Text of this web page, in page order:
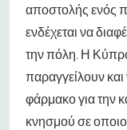
αποστολής ενός
ενδέχεται να
την πόλη. Η
παραγγείλουν
φάρμακο για την
κνησμού σε